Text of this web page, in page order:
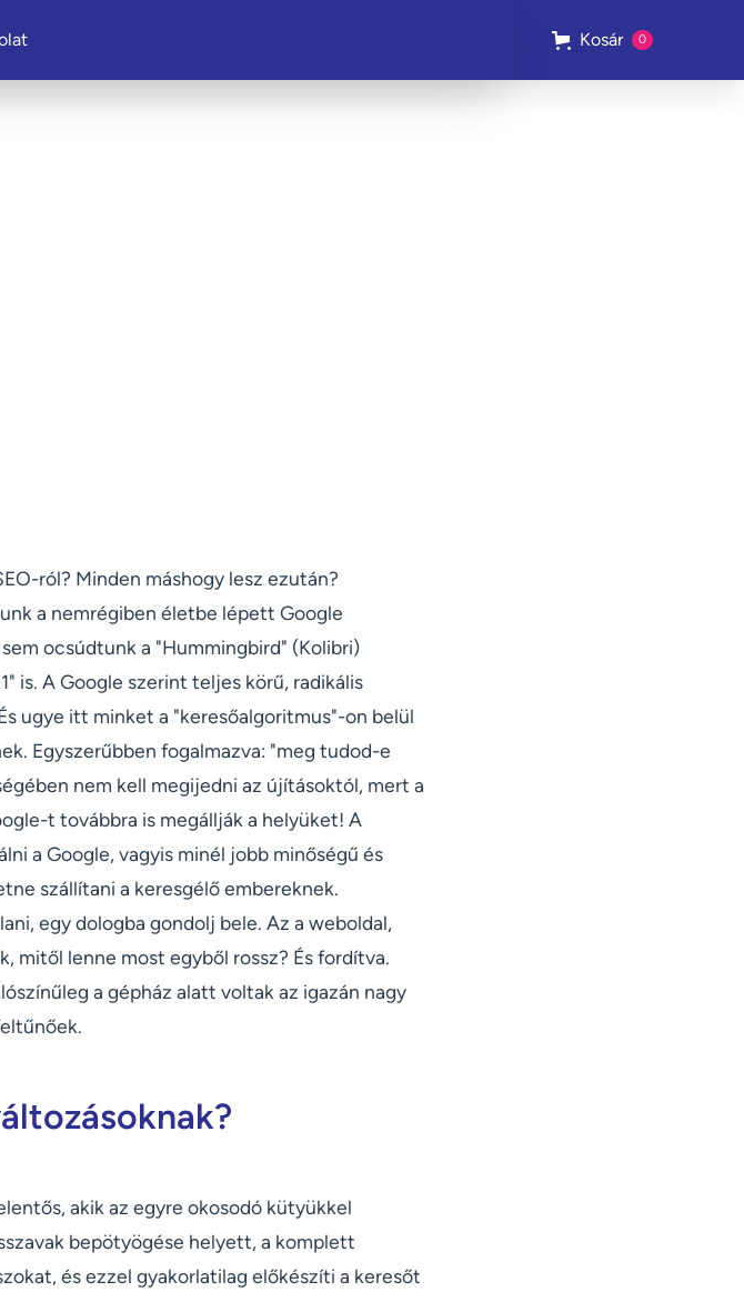
Kosár 0
ról? Minden máshogy lesz ezután?
a nemrégiben életbe lépett Google
ocsúdtunk a "Hummingbird" (Kolibri)
is. A Google szerint teljes körű, radikális
ugye itt minket a "keresőalgoritmus"-on belül
Egyszerűbben fogalmazva: "meg tudod-e
nem kell megijedni az újításoktól, mert a
t továbbra is megállják a helyüket! A
a Google, vagyis minél jobb minőségű és
szállítani a keresgélő embereknek.
egy dologba gondolj bele. Az a weboldal,
mitől lenne most egyből rossz? És fordítva.
a gépház alatt voltak az igazán nagy
akik az egyre okosodó kütyükkel
bepötyögése helyett, a komplett
és ezzel gyakorlatilag előkészíti a keresőt